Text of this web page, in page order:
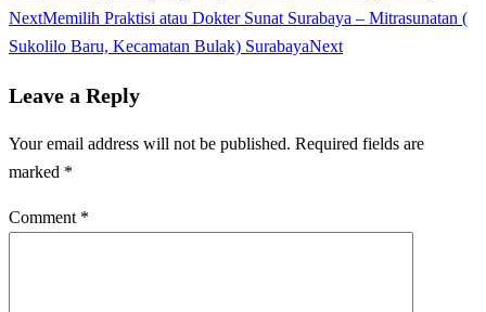
NextMemilih Praktisi atau Dokter Sunat Surabaya – Mitrasunatan (
Sukolilo Baru, Kecamatan Bulak) SurabayaNext
Leave a Reply
Your email address will not be published. Required fields are
marked *
Comment *